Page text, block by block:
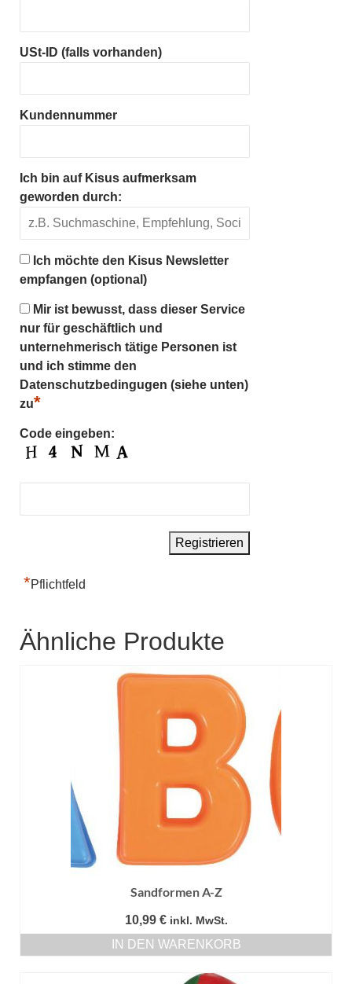
USt-ID (falls vorhanden)
Kundennummer
Ich bin auf Kisus aufmerksam
geworden durch:
Ich möchte den Kisus Newsletter
empfangen (optional)
Mir ist bewusst, dass dieser Service
nur für geschäftlich und
unternehmerisch tätige Personen ist
und ich stimme den
Datenschutzbedingugen (siehe unten)
zu*
Code eingeben:
*Pflichtfeld
Ähnliche Produkte
Sandformen A-Z
10,99 € inkl. MwSt.
IN DEN WARENKORB